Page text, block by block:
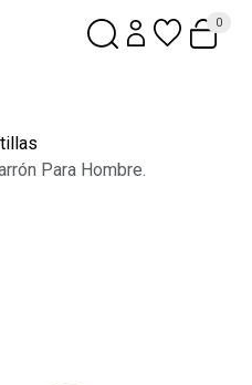
0
Para Hombre.